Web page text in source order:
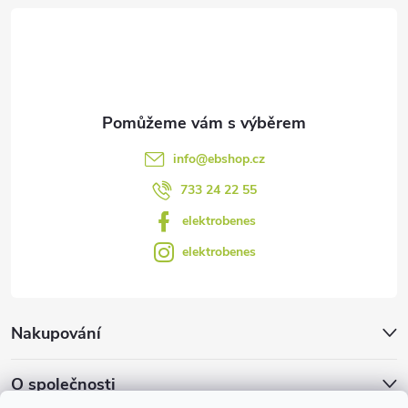
u
Nakupování
O společnosti
info@ebshop.cz
733 24 22 55
elektrobenes
elektrobenes